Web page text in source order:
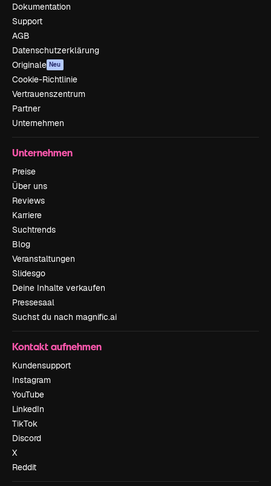
Dokumentation
Support
AGB
Datenschutzerklärung
Originale Neu
Cookie-Richtlinie
Vertrauenszentrum
Partner
Unternehmen
Unternehmen
Preise
Über uns
Reviews
Karriere
Suchtrends
Blog
Veranstaltungen
Slidesgo
Deine Inhalte verkaufen
Pressesaal
Suchst du nach magnific.ai
Kontakt aufnehmen
Kundensupport
Instagram
YouTube
LinkedIn
TikTok
Discord
X
Reddit